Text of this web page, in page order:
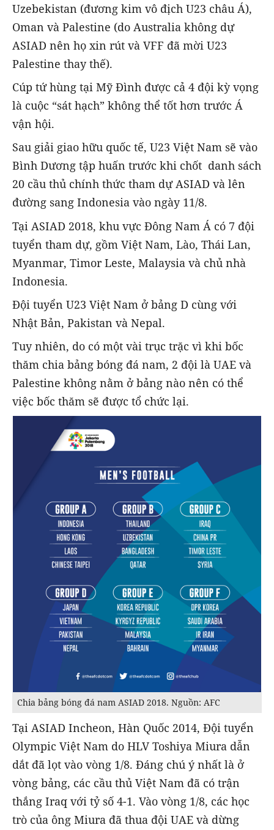
Uzebekistan (đương kim vô địch U23 châu Á),
Oman và Palestine (do Australia không dự
ASIAD nên họ xin rút và VFF đã mời U23
Palestine thay thế).
Cúp tứ hùng tại Mỹ Đình được cả 4 đội kỳ vọng
là cuộc “sát hạch” không thể tốt hơn trước Á
vận hội.
Sau giải giao hữu quốc tế, U23 Việt Nam sẽ vào
Bình Dương tập huấn trước khi chốt danh sách
20 cầu thủ chính thức tham dự ASIAD và lên
đường sang Indonesia vào ngày 11/8.
Tại ASIAD 2018, khu vực Đông Nam Á có 7 đội
tuyển tham dự, gồm Việt Nam, Lào, Thái Lan,
Myanmar, Timor Leste, Malaysia và chủ nhà
Indonesia.
Đội tuyển U23 Việt Nam ở bảng D cùng với
Nhật Bản, Pakistan và Nepal.
Tuy nhiên, do có một vài trục trặc vì khi bốc
thăm chia bảng bóng đá nam, 2 đội là UAE và
Palestine không nằm ở bảng nào nên có thể
việc bốc thăm sẽ được tổ chức lại.
Chia bảng bóng đá nam ASIAD 2018. Nguồn: AFC
Tại ASIAD Incheon, Hàn Quốc 2014, Đội tuyển
Olympic Việt Nam do HLV Toshiya Miura dẫn
dắt đã lọt vào vòng 1/8. Đáng chú ý nhất là ở
vòng bảng, các cầu thủ Việt Nam đã có trận
thắng Iraq với tỷ số 4-1. Vào vòng 1/8, các học
trò của ông Miura đã thua đội UAE và dừng